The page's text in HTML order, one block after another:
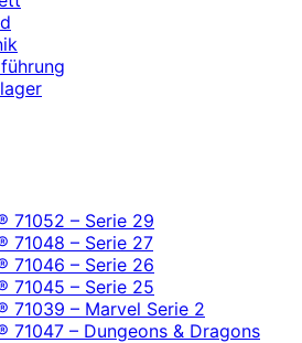
71052 – Serie 29
71048 – Serie 27
71046 – Serie 26
71045 – Serie 25
71039 – Marvel Serie 2
71047 – Dungeons & Dragons